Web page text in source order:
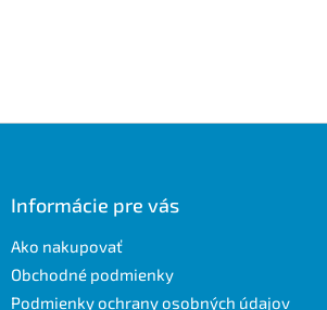
Informácie pre vás
Ako nakupovať
Obchodné podmienky
Podmienky ochrany osobných údajov